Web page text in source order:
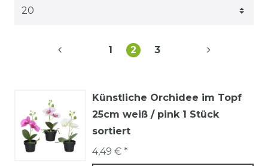
1 2 3
Künstliche Orchidee im Topf
25cm weiß / pink 1 Stück
sortiert
4,49 € *